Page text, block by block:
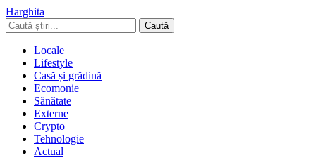
Harghita
Caută
Locale
Lifestyle
Casă și grădină
Ecomonie
Sănătate
Externe
Crypto
Tehnologie
Actual